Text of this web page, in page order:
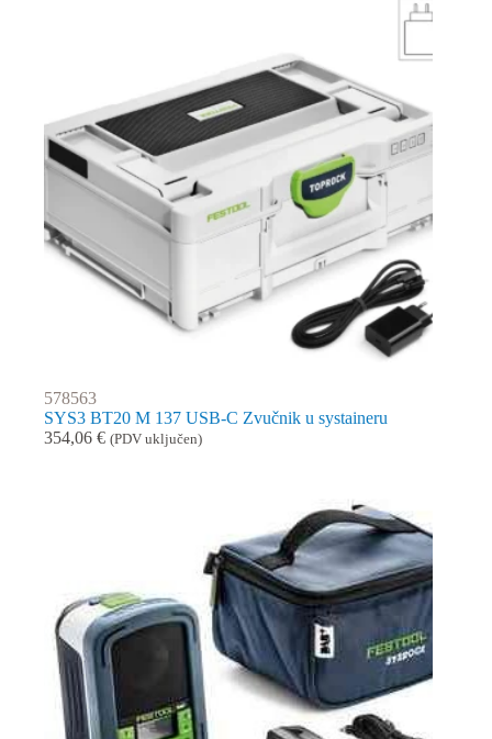
578563
SYS3 BT20 M 137 USB-C Zvučnik u systaineru
354,06 € (PDV uključen)